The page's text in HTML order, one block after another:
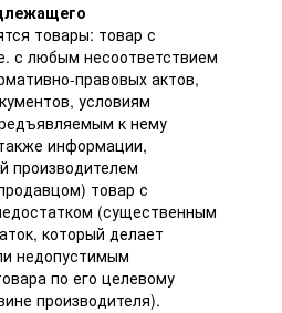
товары: товар с
с любым несоответствием
правовых актов,
условиям
к нему
информации,
производителем
товар с
(существенным
который делает
недопустимым
по его целевому
производителя).